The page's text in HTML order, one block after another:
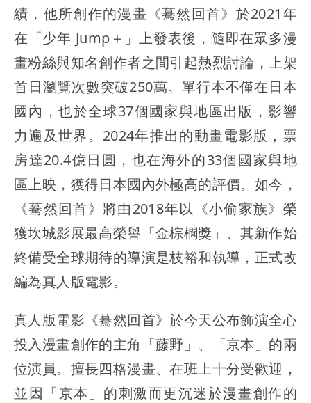
績，他所創作的漫畫《驀然回首》於2021年
在「少年 Jump＋」上發表後，隨即在眾多漫
畫粉絲與知名創作者之間引起熱烈討論，上架
首日瀏覽次數突破250萬。單行本不僅在日本
國內，也於全球37個國家與地區出版，影響
力遍及世界。2024年推出的動畫電影版，票
房達20.4億日圓，也在海外的33個國家與地
區上映，獲得日本國內外極高的評價。如今，
《驀然回首》將由2018年以《小偷家族》榮
獲坎城影展最高榮譽「金棕櫚獎」、其新作始
終備受全球期待的導演是枝裕和執導，正式改
編為真人版電影。
真人版電影《驀然回首》於今天公布飾演全心
投入漫畫創作的主角「藤野」、「京本」的兩
位演員。擅長四格漫畫、在班上十分受歡迎，
並因「京本」的刺激而更沉迷於漫畫創作的